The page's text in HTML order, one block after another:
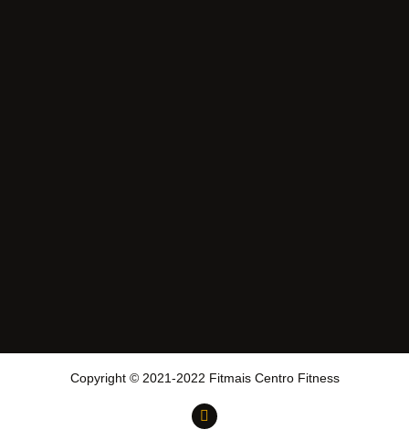
Copyright © 2021-2022 Fitmais Centro Fitness